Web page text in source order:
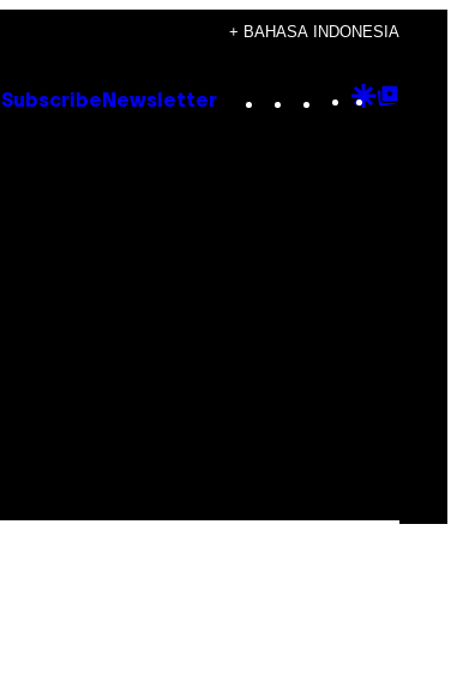
+ BAHASA INDONESIA
Subscribe Newsletter Instagram
TikTok
YouTube
Google